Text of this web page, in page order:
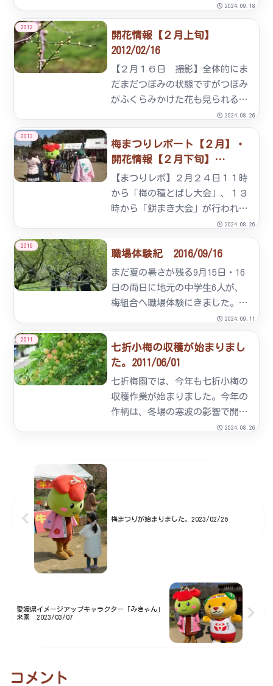
「七折梅まつり」花は見ごろで迎
えられそうです。
2024.09.18
2012
開花情報【２月上旬】
2012/02/16
【２月１６日 撮影】全体的にま
だまだつぼみの状態ですがつぼみ
がふくらみかけた花も見られるよ
うになりました。そんな中、蝋梅
は黄色いきれいな花を咲かせてい
ます。七折梅まつりも予定通り２
月１８日（土）から開催予定で
す。もちまきやビンゴゲームなど
楽...
2024.08.26
2013
梅まつりレポート【２月】・
開花情報【２月下旬】
2013/02/28
【まつりレポ】２月２４日１１時
から「梅の種とばし大会」、１３
時から「餅まき大会」が行われ、
イベント広場は大勢のお客様でに
ぎわいました。今年も松山市３番
町の料理店『ここはお四国』代表
である平野様率いる ”お神輿”
が七折梅まつりを大いに盛り
上...
2024.08.26
2016
職場体験紀 2016/09/16
まだ夏の暑さが残る9月15日・16
日の両日に地元の中学生6人が、
梅組合へ職場体験にきました。9
月15日 1日目天気予報では、そ
の前後に台風の到来が。しかし、
彼らの行いのお陰か件の台風はそ
れから3日後に到来となった。第
一日目。朝、9時前に到着...
2024.09.11
2011
七折小梅の収穫が始まりまし
た。2011/06/01
七折梅園では、今年も七折小梅の
収穫作業が始まりました。今年の
作柄は、冬場の寒波の影響で開花
が遅れましたが、以降は好天が続
2024.08.26
梅まつりが始まりました。2023/02/26
愛媛県イメージアップキャラクター「みきゃん」
来園 2023/03/07
コメント